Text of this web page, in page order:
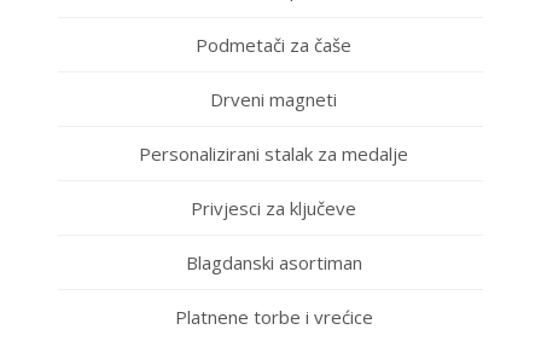
Podmetači za čaše
Drveni magneti
Personalizirani stalak za medalje
Privjesci za ključeve
Blagdanski asortiman
Platnene torbe i vrećice